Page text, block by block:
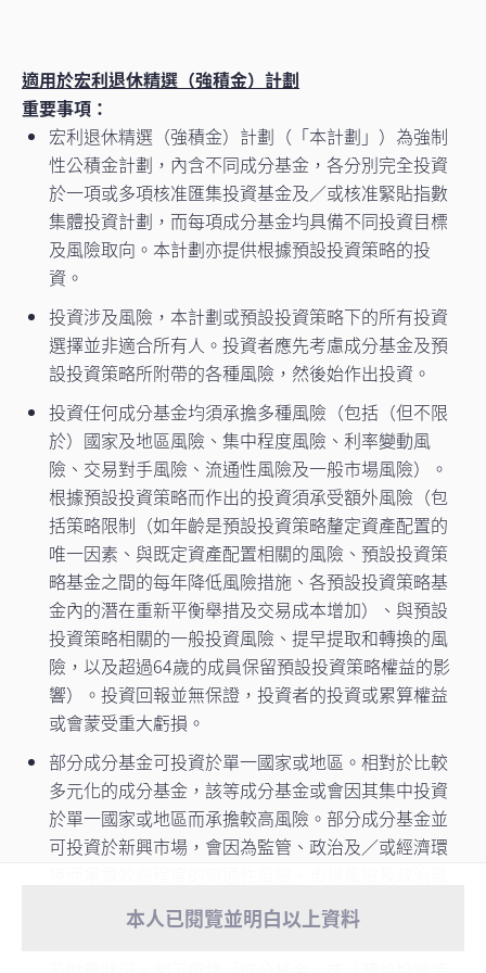
立即聯絡專家
重要通知- 由2026年8月1日起，宏利客戶
服務中心將實施新服務安排。如有任何強
重要通知
宏利退休精選﹙強積金﹚計劃 （「計劃」 ）經已於2025
年7月3日加入「積金易」平台(「積金易」)。所有有關強
積金的行政工作已交由積金易處理，宏利退休精選﹙強
積金﹚計劃的受託人銀聯信託有限公司 (“銀聯信託”)
仍為上述計劃的受託人。您現可透過積金易管理您的強
積金，而無須再向銀聯信託提交強積金行政指示。請參
致參與僱主及計劃成員的通知
請注意，於2025年7月3日當日或之後透過銀聯信託提供
的原有方式所接收的強積金行政指示，將被拒絕受理。
如對計劃行政服務有任何查詢，請致電積金易客戶服務
熱線(852)183 2622 或到訪積金易服務中心。
本人已閱覽並明白以上資料
適用於宏利退休精選（強積金）計劃
重要事項：
宏利退休精選（強積金）計劃（「本計劃」）為強制
性公積金計劃，內含不同成分基金，各分別完全投資
於一項或多項核准匯集投資基金及／或核准緊貼指數
集體投資計劃，而每項成分基金均具備不同投資目標
及風險取向。本計劃亦提供根據預設投資策略的投
資。
投資涉及風險，本計劃或預設投資策略下的所有投資
選擇並非適合所有人。投資者應先考慮成分基金及預
設投資策略所附帶的各種風險，然後始作出投資。
投資任何成分基金均須承擔多種風險（包括（但不限
於）國家及地區風險、集中程度風險、利率變動風
險、交易對手風險、流通性風險及一般市場風險）。
根據預設投資策略而作出的投資須承受額外風險（包
括策略限制（如年齡是預設投資策略釐定資產配置的
唯一因素、與既定資產配置相關的風險、預設投資策
略基金之間的每年降低風險措施、各預設投資策略基
金內的潛在重新平衡舉措及交易成本增加）、與預設
投資策略相關的一般投資風險、提早提取和轉換的風
險，以及超過64歲的成員保留預設投資策略權益的影
響）。投資回報並無保證，投資者的投資或累算權益
或會蒙受重大虧損。
部分成分基金可投資於單一國家或地區。相對於比較
多元化的成分基金，該等成分基金或會因其集中投資
於單一國家或地區而承擔較高風險。部分成分基金並
可投資於新興市場，會因為監管、政治及／或經濟環
本人已閱覽並明白以上資料